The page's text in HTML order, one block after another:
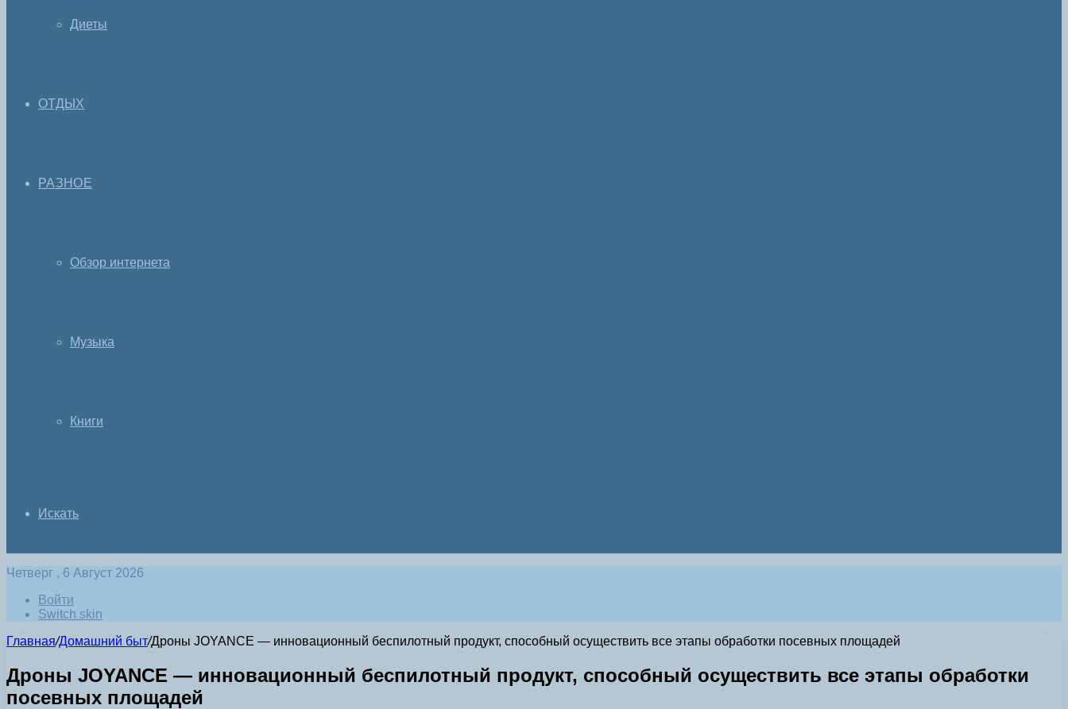
Диеты
ОТДЫХ
РАЗНОЕ
Обзор интернета
Музыка
Книги
Искать
Четверг , 6 Август 2026
Войти
Switch skin
Главная/Домашний быт/Дроны JOYANCE — инновационный беспилотный продукт, способный осуществить все этапы обработки посевных площадей
Дроны JOYANCE — инновационный беспилотный продукт, способный осуществить все этапы обработки
посевных площадей